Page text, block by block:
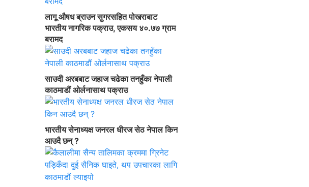
लागू औषध ब्राउन सुगरसहित पोखराबाट
भारतीय नागरिक पक्राउ, एकसय ४०.७७ ग्राम
बरामद
साउदी अरबबाट जहाज चढेका तनहुँका नेपाली
काठमाडौं ओर्लनासाथ पक्राउ
भारतीय सेनाध्यक्ष जनरल धीरज सेठ नेपाल किन
आउदै छन् ?